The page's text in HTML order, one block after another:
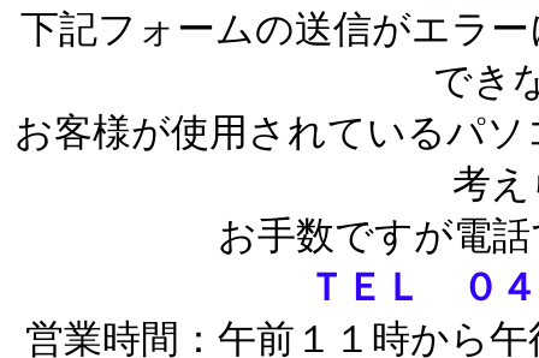
下記フォームの送信がエラ
でき
お客様が使用されているパ
考
お手数ですが電
ＴＥＬ ０
営業時間：午前１１時から